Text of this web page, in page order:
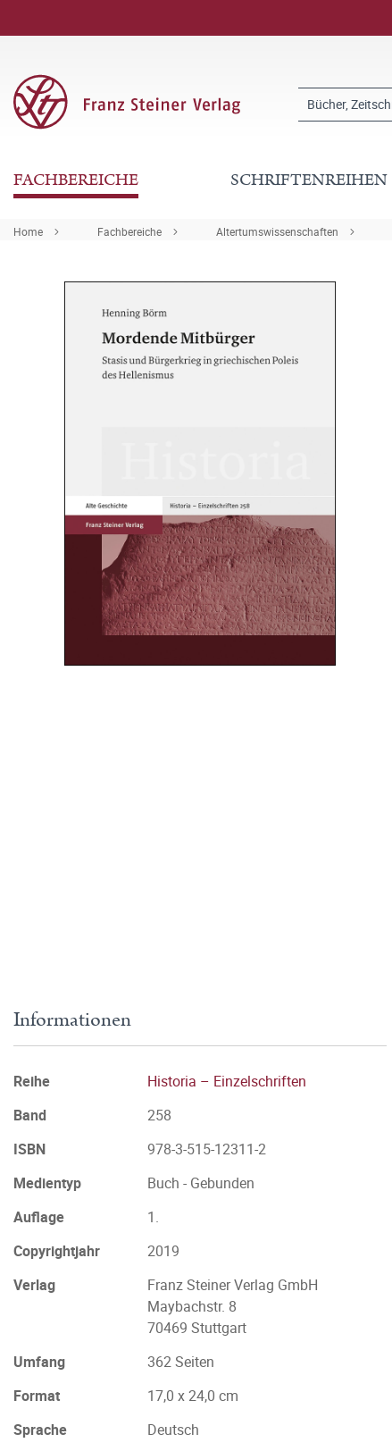
FACHBEREICHE SCHRIFTENREIHEN
Home Fachbereiche Altertumswissenschaften
Informationen
Reihe
Historia – Einzelschriften
Band
258
ISBN
978-3-515-12311-2
Medientyp
Buch - Gebunden
Auflage
1.
Copyrightjahr
2019
Verlag
Franz Steiner Verlag GmbH
Maybachstr. 8
70469 Stuttgart
Umfang
362 Seiten
Format
17,0 x 24,0 cm
Sprache
Deutsch